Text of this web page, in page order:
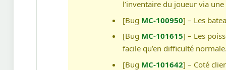
l’inventaire du joueur via
[Bug MC-100950] – Les
[Bug MC-101615] – Les
facile qu’en difficulté
[Bug MC-101642] – Coté